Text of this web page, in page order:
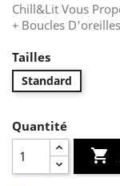
Chill&Lit Vous
+ Boucles
Tailles
Standard
Quantité
